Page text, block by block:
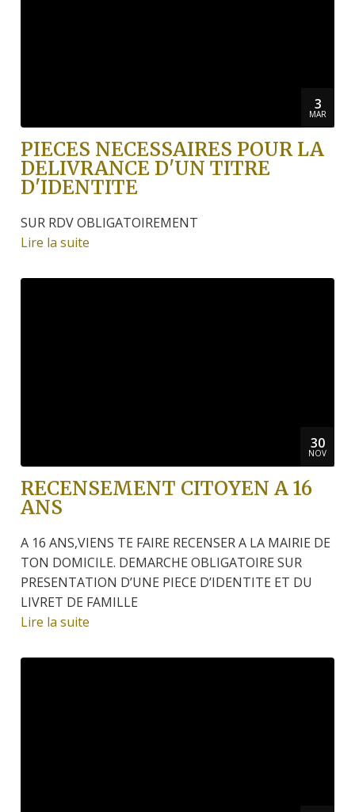
3
MAR
PIECES NECESSAIRES POUR LA
DELIVRANCE D'UN TITRE
D'IDENTITE
SUR RDV OBLIGATOIREMENT
Lire la suite
30
NOV
RECENSEMENT CITOYEN A 16
ANS
A 16 ANS,VIENS TE FAIRE RECENSER A LA MAIRIE DE
TON DOMICILE. DEMARCHE OBLIGATOIRE SUR
PRESENTATION D’UNE PIECE D’IDENTITE ET DU
LIVRET DE FAMILLE
Lire la suite